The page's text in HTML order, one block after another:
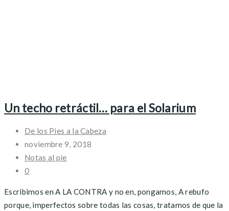
Un techo retráctil… para el Solarium
De los Pies a la Cabeza
noviembre 9, 2018
Notas al pie
0
Escribimos en A LA CONTRA y no en, pongamos, A rebufo
porque, imperfectos sobre todas las cosas, tratamos de que la